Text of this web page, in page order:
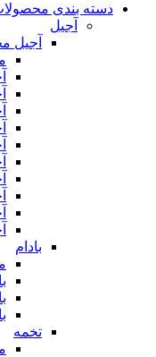
دسته بندی
آجیل
آجیل
بادام
تخمه